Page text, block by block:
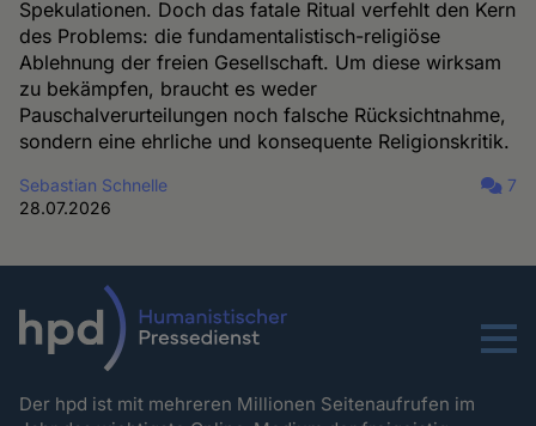
Spekulationen. Doch das fatale Ritual verfehlt den Kern
des Problems: die fundamentalistisch-religiöse
Ablehnung der freien Gesellschaft. Um diese wirksam
zu bekämpfen, braucht es weder
Pauschalverurteilungen noch falsche Rücksichtnahme,
sondern eine ehrliche und konsequente Religionskritik.
Sebastian Schnelle
28.07.2026
7
Menu
Der hpd ist mit mehreren Millionen Seitenaufrufen im